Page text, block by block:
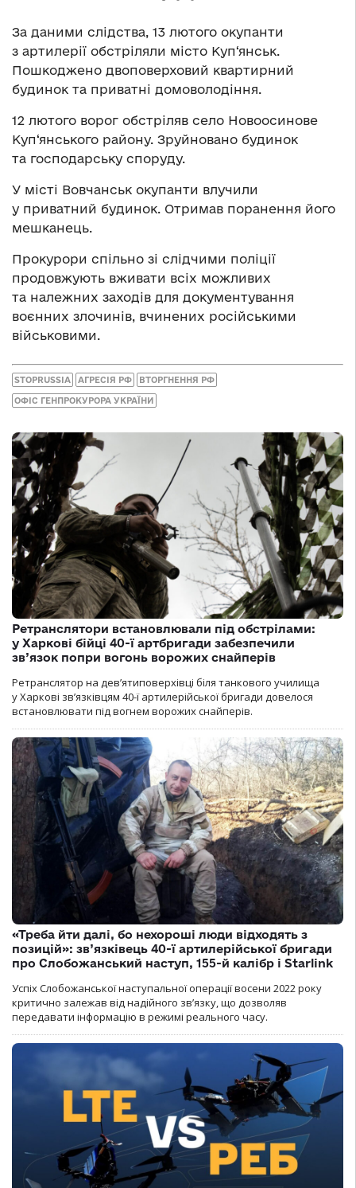
За даними слідства, 13 лютого окупанти
з артилерії обстріляли місто Куп‘янськ.
Пошкоджено двоповерховий квартирний
будинок та приватні домоволодіння.
12 лютого ворог обстріляв село Новоосинове
Куп‘янського району. Зруйновано будинок
та господарську споруду.
У місті Вовчанськ окупанти влучили
у приватний будинок. Отримав поранення його
мешканець.
Прокурори спільно зі слідчими поліції
продовжують вживати всіх можливих
та належних заходів для документування
воєнних злочинів, вчинених російськими
військовими.
STOPRUSSIA АГРЕСІЯ РФ ВТОРГНЕННЯ РФ
ОФІС ГЕНПРОКУРОРА УКРАЇНИ
Ретранслятори встановлювали під обстрілами:
у Харкові бійці 40-ї артбригади забезпечили
зв’язок попри вогонь ворожих снайперів
Ретранслятор на дев’ятиповерхівці біля танкового училища
у Харкові зв’язківцям 40-ї артилерійської бригади довелося
встановлювати під вогнем ворожих снайперів.
«Треба йти далі, бо нехороші люди відходять з
позицій»: зв’язківець 40-ї артилерійської бригади
про Слобожанський наступ, 155-й калібр і Starlink
Успіх Слобожанської наступальної операції восени 2022 року
критично залежав від надійного зв’язку, що дозволяв
передавати інформацію в режимі реального часу.